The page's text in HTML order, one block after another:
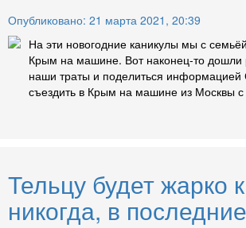
Опубликовано: 21 марта 2021, 20:39
На эти новогодние каникулы мы с
Крым на машине. Вот наконец-то дошли
наши траты и поделиться информацией
съездить в Крым на машине из Москвы с
Тельцу будет жарко
никогда, в